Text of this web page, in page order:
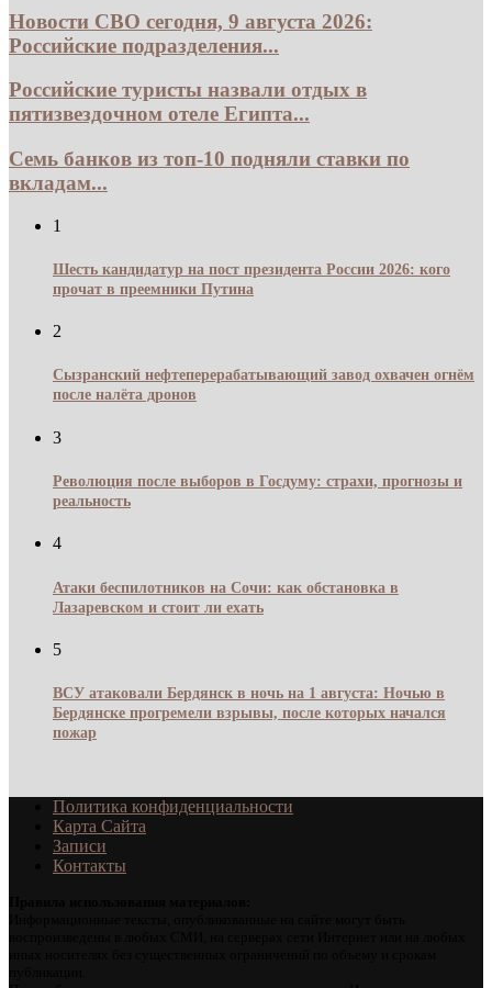
Новости СВО сегодня, 9 августа 2026:
Российские подразделения...
Российские туристы назвали отдых в
пятизвездочном отеле Египта...
Семь банков из топ-10 подняли ставки по
вкладам...
1
Шесть кандидатур на пост президента России 2026: кого
прочат в преемники Путина
2
Сызранский нефтеперерабатывающий завод охвачен огнём
после налёта дронов
3
Революция после выборов в Госдуму: страхи, прогнозы и
реальность
4
Атаки беспилотников на Сочи: как обстановка в
Лазаревском и стоит ли ехать
5
ВСУ атаковали Бердянск в ночь на 1 августа: Ночью в
Бердянске прогремели взрывы, после которых начался
пожар
Политика конфиденциальности
Карта Сайта
Записи
Контакты